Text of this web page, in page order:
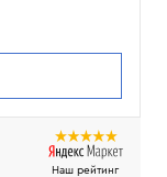
Наш рейтинг